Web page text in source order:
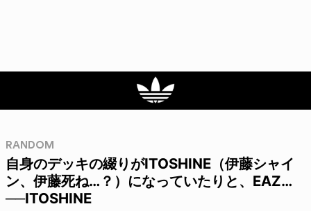
RANDOM
自身のデッキの綴りがITOSHINE（伊藤シャイ
ン、伊藤死ね…？）になっていたりと、EAZ…
──ITOSHINE